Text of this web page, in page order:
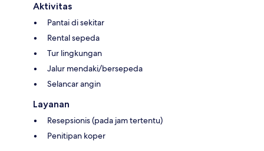
Aktivitas
Pantai di sekitar
Rental sepeda
Tur lingkungan
Jalur mendaki/bersepeda
Selancar angin
Layanan
Resepsionis (pada jam tertentu)
Penitipan koper